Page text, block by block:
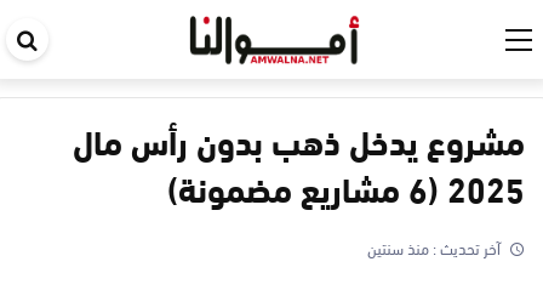
مشروع يدخل ذهب بدون رأس مال
2025 (6 مشاريع مضمونة)
آخر تحديث :منذ سنتين